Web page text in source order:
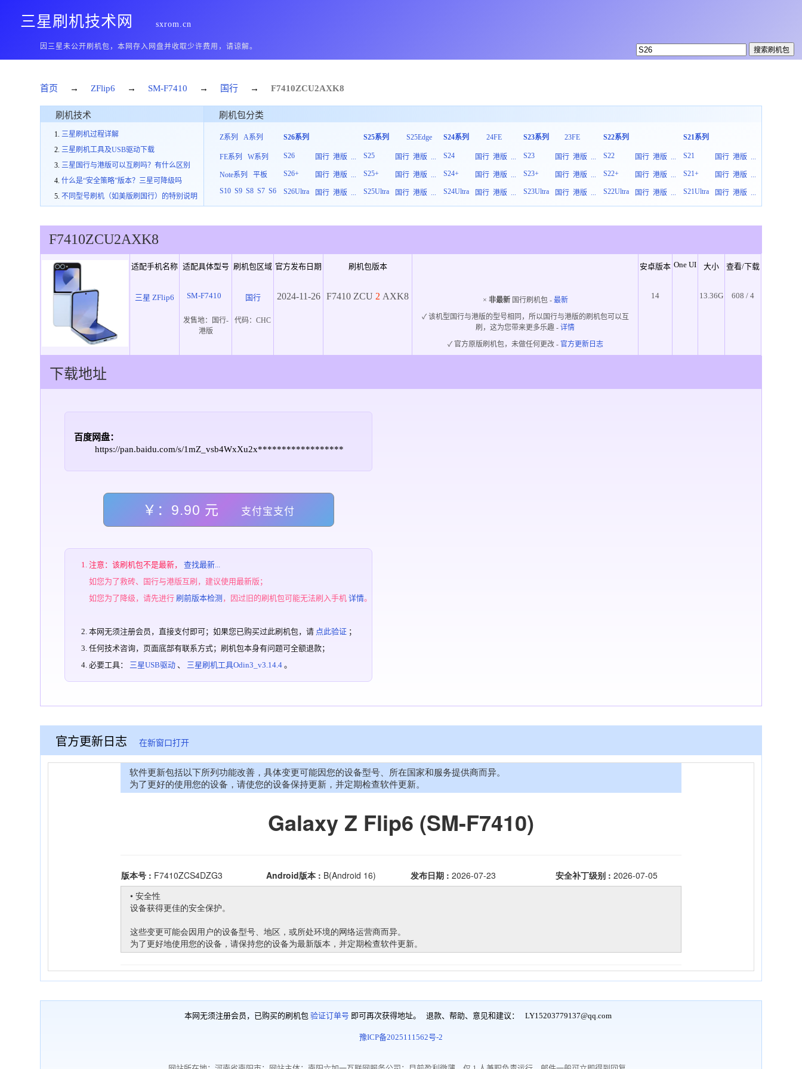
三星刷机技术网 sxrom.cn
因三星未公开刷机包，本网存入网盘并收取少许费用，请谅解。
首页 → ZFlip6 → SM-F7410 → 国行 → F7410ZCU2AXK8
刷机技术
三星刷机过程详解
三星刷机工具及USB驱动下载
三星国行与港版可以互刷吗？有什么区别
什么是“安全策略”版本？三星可降级吗
不同型号刷机（如美版刷国行）的特别说明
刷机包分类
Z系列 A系列
FE系列 W系列
Note系列
平板
S10 S9 S8 S7 S6
S26系列
S26 国行 港版 ...
S26+
国行 港版 ...
S26Ultra
国行 港版 ...
S25系列 S25Edge
S25 国行 港版 ...
S25+
国行 港版 ...
S25Ultra
国行 港版 ...
S24系列 24FE
S24 国行 港版 ...
S24+
国行 港版 ...
S24Ultra
国行 港版 ...
S23系列 23FE
S23 国行 港版 ...
S23+
国行 港版 ...
S23Ultra
国行 港版 ...
S22系列
S22 国行 港版 ...
S22+
国行 港版 ...
S22Ultra
国行 港版 ...
S21系列
S21 国行 港版 ...
S21+
国行 港版 ...
S21Ultra
国行 港版 ...
F7410ZCU2AXK8
适配手机名称 适配具体型号 刷机包区域 官方发布日期 刷机包版本 安卓版本 One UI 大小 查看/下载
三星 ZFlip6 SM-F7410 国行 2024-11-26 F7410 ZCU 2 AXK8 × 非最新国行刷机包 - 最新
✓ 该机型国行与港版的型号相同，所以国行与港版的刷机包可以互
刷，这为您带来更多乐趣 -详情
✓ 官方原版刷机包，未做任何更改 - 官方更新日志
14 13.36G 608 / 4
发售地：
国行-
港版
代码：CHC
下载地址
百度网盘：
https://pan.baidu.com/s/1mZ_vsb4WxXu2x******************
￥：9.90 元 支付宝支付
注意：该刷机包不是最新，查找最新...
如您为了救砖、国行与港版互刷，建议使用最新版；
如您为了降级，请先进行 刷前版本检测 ，因过旧的刷机包可能无法刷入手机详情。
本网无须注册会员，直接支付即可；如果您已购买过此刷机包，请 点此验证 ；
任何技术咨询，页面底部有联系方式；刷机包本身有问题可全额退款；
必要工具： 三星USB驱动 、 三星刷机工具Odin3_v3.14.4 。
官方更新日志在新窗口打开
本网无须注册会员，已购买的刷机包 验证订单号 即可再次获得地址。 退款、帮助、意见和建议： LY15203779137@qq.com
豫ICP备2025111562号-2